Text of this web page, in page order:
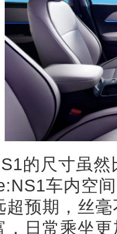
的尺寸虽然
车内空
超预期，丝
，日常乘坐